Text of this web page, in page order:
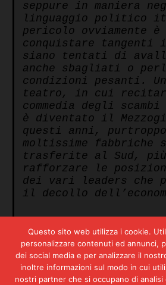
seppure in maniera
linguaggio politico
pericolo ovviamente
conquistare
siano tentati di
anche sbagliati o
condizioni pesanti.
teatro, in cui
commedia degli
è diventato il
questi anni,
moltissime fabbriche
trasferite al Sud,
rafforzare le
dei vari leaders che
il decollo
«SI DIFFONDE NEL
SENSO DI SFIDUCIA
PARLAMENTARE»
Questo sito web utilizza i cookie.
personalizzare contenuti ed annunci,
dei social media e per analizzare il
inoltre informazioni sul modo in cui
nostri partner che si occupano di